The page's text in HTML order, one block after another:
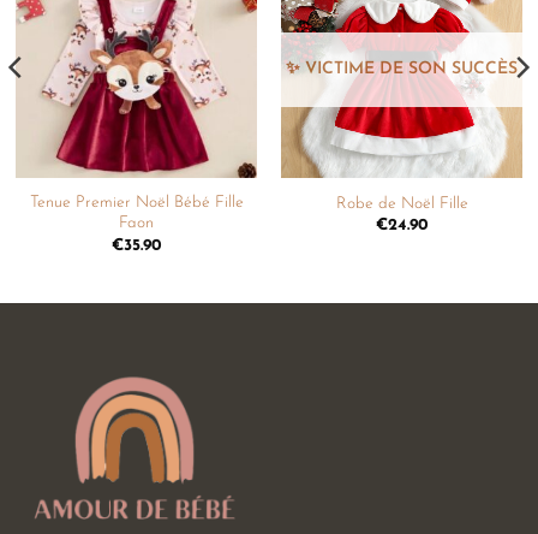
Tenue Premier Noël Bébé Fille
Faon
€35.90
à la
liste de
Robe de Noël Fille
€24.90